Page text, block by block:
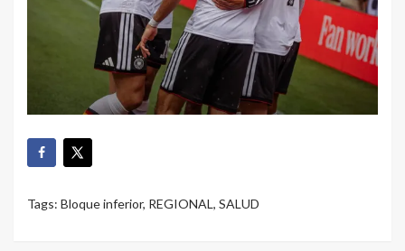
Tags: Bloque inferior, REGIONAL, SALUD